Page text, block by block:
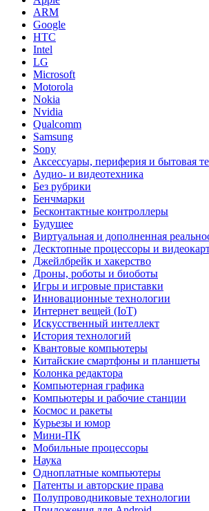
ARM
Google
HTC
Intel
LG
Microsoft
Motorola
Nokia
Nvidia
Qualcomm
Samsung
Sony
Аксессуары, периферия и бытовая
Аудио- и видеотехника
Без рубрики
Бенчмарки
Бесконтактные контроллеры
Будущее
Виртуальная и дополненная
Десктопные процессоры и
Джейлбрейк и хакерство
Дроны, роботы и биоботы
Игры и игровые приставки
Инновационные технологии
Интернет вещей (IoT)
Искусственный интеллект
История технологий
Квантовые компьютеры
Китайские смартфоны и планшеты
Колонка редактора
Компьютерная графика
Компьютеры и рабочие станции
Космос и ракеты
Курьезы и юмор
Мини-ПК
Мобильные процессоры
Наука
Одноплатные компьютеры
Патенты и авторские права
Полупроводниковые технологии